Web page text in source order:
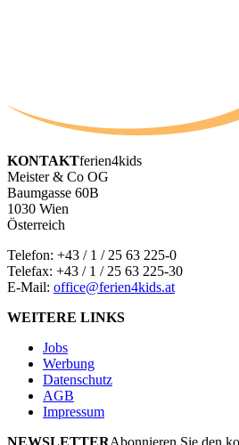
KONTAKTferien4kids
Meister & Co OG
Baumgasse 60B
1030 Wien
Österreich
Telefon: +43 / 1 / 25 63 225-0
Telefax: +43 / 1 / 25 63 225-30
E-Mail: office@ferien4kids.at
WEITERE LINKS
Jobs
Werbung
Datenschutz
AGB
Impressum